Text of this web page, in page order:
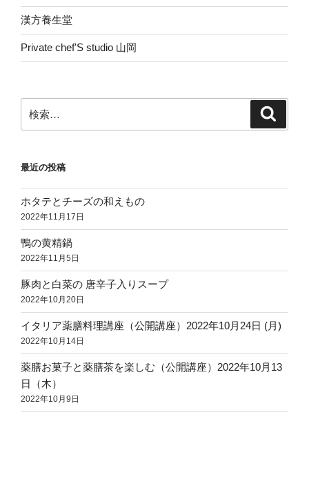
漢方養生堂
Private chef'S studio 山岡
索:
最近の投稿
ホタテとチーズの和えもの
2022年11月17日
鴨の黄精鍋
2022年11月5日
豚肉と白菜の 唐辛子入りスープ
2022年10月20日
イタリア薬膳料理講座（公開講座）2022年10月24日 (月)
2022年10月14日
薬膳お菓子と薬膳茶を楽しむ（公開講座）2022年10月13
日（木）
2022年10月9日